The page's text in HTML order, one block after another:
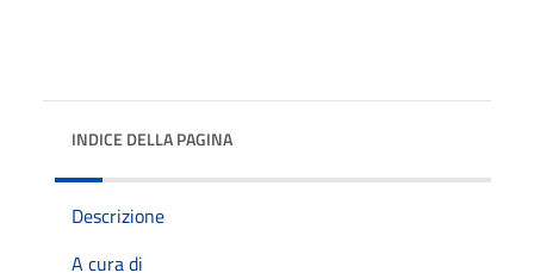
INDICE DELLA PAGINA
Descrizione
A cura di